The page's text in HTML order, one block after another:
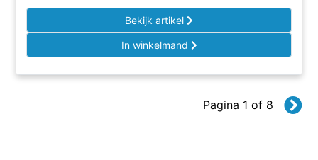
Bekijk artikel
In winkelmand
Pagina 1 of 8